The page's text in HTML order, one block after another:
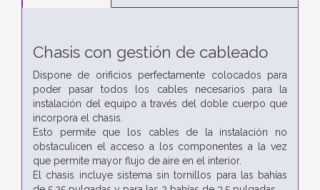
Chasis con gestión de cableado
Dispone de orificios perfectamente colocados para
poder pasar todos los cables necesarios para la
instalación del equipo a través del doble cuerpo que
incorpora el chasis.
Esto permite que los cables de la instalación no
obstaculicen el acceso a los componentes a la vez
que permite mayor flujo de aire en el interior.
El chasis incluye sistema sin tornillos para las bahías